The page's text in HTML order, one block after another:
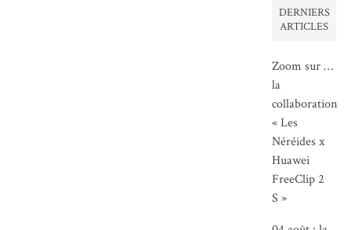
DERNIERS
ARTICLES
Zoom sur …
la
collaboration
« Les
Néréides x
Huawei
FreeClip 2
S »